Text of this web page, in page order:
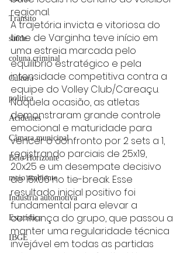
Trânsito
saúde
coluna criminal
Cultura
politica
Acidentes
Câmara municipal
Belo Horizonte
meio ambiente
Industria automotiva
Estatística
IBGE
regional.
A trajetória invicta e vitoriosa do
time de Varginha teve início em
uma estreia marcada pelo
equilíbrio estratégico e pela
intensidade competitiva contra a
equipe do Volley Club/Careaçu.
Naquela ocasião, as atletas
demonstraram grande controle
emocional e maturidade para
vencer o confronto por 2 sets a 1,
registrando parciais de 25x19,
20x25 e um desempate decisivo
de 15x06 no tie-break. Esse
resultado inicial positivo foi
fundamental para elevar a
confiança do grupo, que passou a
manter uma regularidade técnica
invejável em todas as partidas